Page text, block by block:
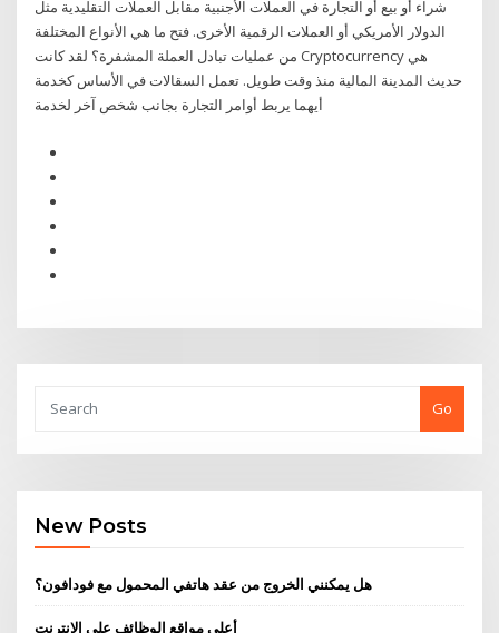
شراء أو بيع أو التجارة في العملات الأجنبية مقابل العملات التقليدية مثل
الدولار الأمريكي أو العملات الرقمية الأخرى. فتح ما هي الأنواع المختلفة
من عمليات تبادل العملة المشفرة؟ لقد كانت Cryptocurrency هي
حديث المدينة المالية منذ وقت طويل. تعمل السقالات في الأساس كخدمة
أيهما يربط أوامر التجارة بجانب شخص آخر لخدمة
Go
New Posts
هل يمكنني الخروج من عقد هاتفي المحمول مع فودافون؟
أعلى مواقع الوظائف على الإنترنت